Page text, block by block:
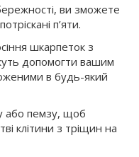
ви зможете
п’яти.
шкарпеток з
допомогти вашим
в будь-який
або пемзу, щоб
клітини з тріщин на